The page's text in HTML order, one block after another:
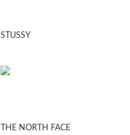
STUSSY
THE NORTH FACE